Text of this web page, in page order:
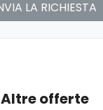
Altre offerte